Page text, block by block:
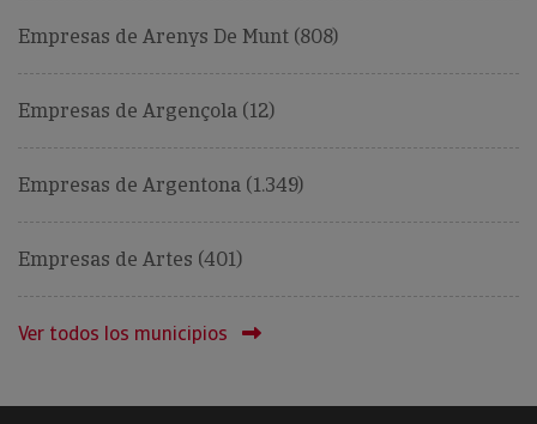
Empresas de Arenys De Munt (808)
Empresas de Argençola (12)
Empresas de Argentona (1.349)
Empresas de Artes (401)
Ver todos los municipios